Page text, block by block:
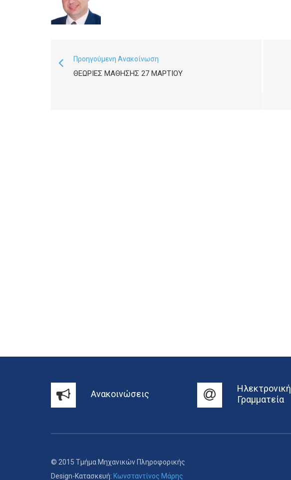
Προηγούμενη Ανακοίνωση
ΘΕΩΡΙΕΣ ΜΑΘΗΣΗΣ 27 ΜΑΡΤΙΟΥ
Ανακοινώσεις
Ηλεκτρονική
Γραμματεία
© 2015 Τμήμα Μηχανικών Πληροφορικής
Design-Κατασκευή: Κωνσταντίνος Μάρης